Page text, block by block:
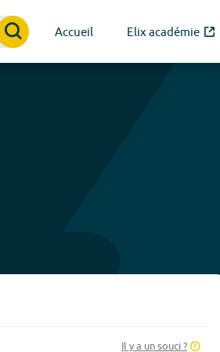
Accueil Elix académie
Il y a un souci ?